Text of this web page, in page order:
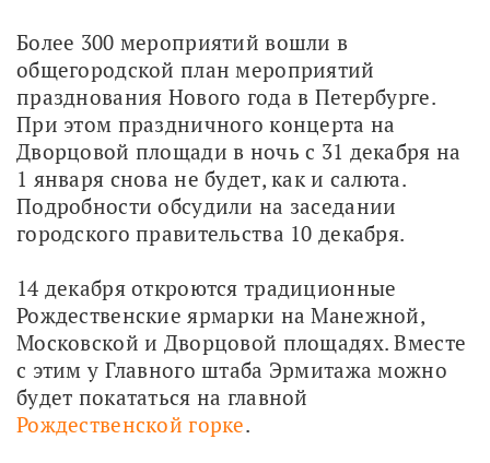
Более 300 мероприятий вошли в
общегородской план мероприятий
празднования Нового года в Петербурге.
При этом праздничного концерта на
Дворцовой площади в ночь с 31 декабря на
1 января снова не будет, как и салюта.
Подробности обсудили на заседании
городского правительства 10 декабря.
14 декабря откроются традиционные
Рождественские ярмарки на Манежной,
Московской и Дворцовой площадях. Вместе
с этим у Главного штаба Эрмитажа можно
Рождественской горке.